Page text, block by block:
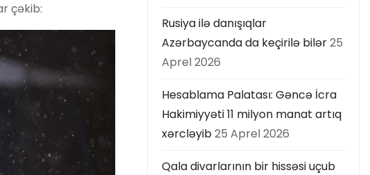
çəkib:
Rusiya ilə danışıqlar
Azərbaycanda da keçirilə bilər25
Aprel 2026
Hesablama Palatası: Gəncə İcra
Hakimiyyəti 11 milyon manat artıq
xərcləyib25 Aprel 2026
Qala divarlarının bir hissəsi uçub